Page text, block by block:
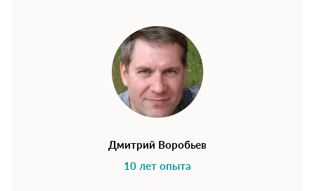
Дмитрий Воробьев
10 лет опыта